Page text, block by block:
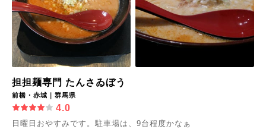
担担麺専門 たんさゐぼう
前橋・赤城｜群馬県
4.0
日曜日おやすみです。駐車場は、9台程度かなぁ